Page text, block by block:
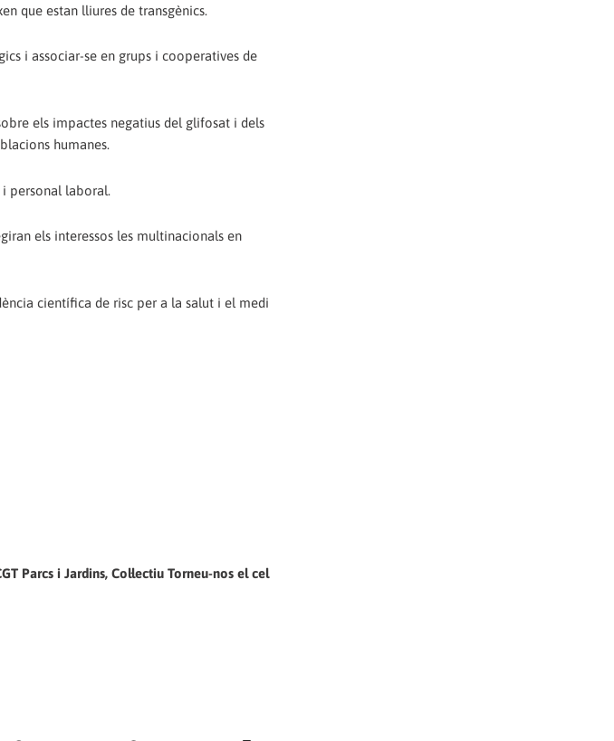
que estan lliures de transgènics.
i associar-se en grups i cooperatives de
els impactes negatius del glifosat i dels
humanes.
personal laboral.
els interessos les multinacionals en
científica de risc per a la salut i el medi
Parcs i Jardins, Col·lectiu Torneu-nos el cel